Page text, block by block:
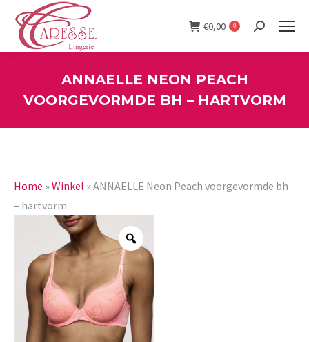
€0,00 0 Search:
ANNAELLE NEON PEACH
VOORGEVORMDE BH – HARTVORM
Home »Winkel »ANNAELLE Neon Peach voorgevormde bh
– hartvorm